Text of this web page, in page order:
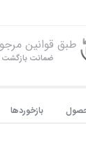
طبق قوانین
ضمانت بازگشت
بازخوردها